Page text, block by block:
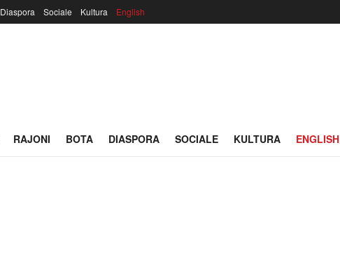
Diaspora Sociale Kultura English
RAJONI BOTA DIASPORA SOCIALE KULTURA ENGLISH